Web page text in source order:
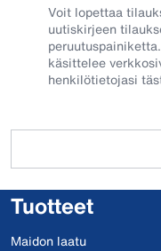
Voit lopettaa
uutiskirjeen
käsittelee
henkilötietojasi
Tuotteet
Maidon laatu